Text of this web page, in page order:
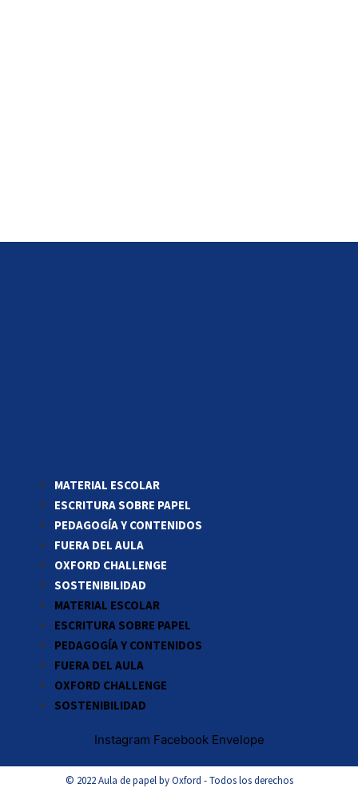
MATERIAL ESCOLAR
ESCRITURA SOBRE PAPEL
PEDAGOGÍA Y CONTENIDOS
FUERA DEL AULA
OXFORD CHALLENGE
SOSTENIBILIDAD
MATERIAL ESCOLAR
ESCRITURA SOBRE PAPEL
PEDAGOGÍA Y CONTENIDOS
FUERA DEL AULA
OXFORD CHALLENGE
SOSTENIBILIDAD
Instagram Facebook Envelope
© 2022 Aula de papel by Oxford - Todos los derechos